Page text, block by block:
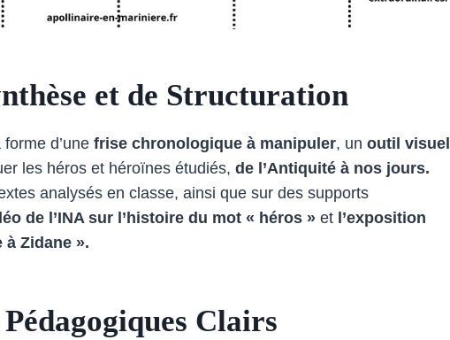
et de Structuration
d’une frise chronologique à manipuler, un outil visuel
les héros et héroïnes étudiés, de l’Antiquité à nos jours.
analysés en classe, ainsi que sur des supports
de l’INA sur l’histoire du mot « héros » et l’exposition
à Zidane ».
Clairs